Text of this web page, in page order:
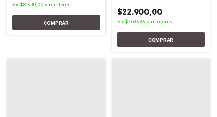
3 x $8.500,00 sin interés
$22.900,00
3 x $7.633,33 sin interés